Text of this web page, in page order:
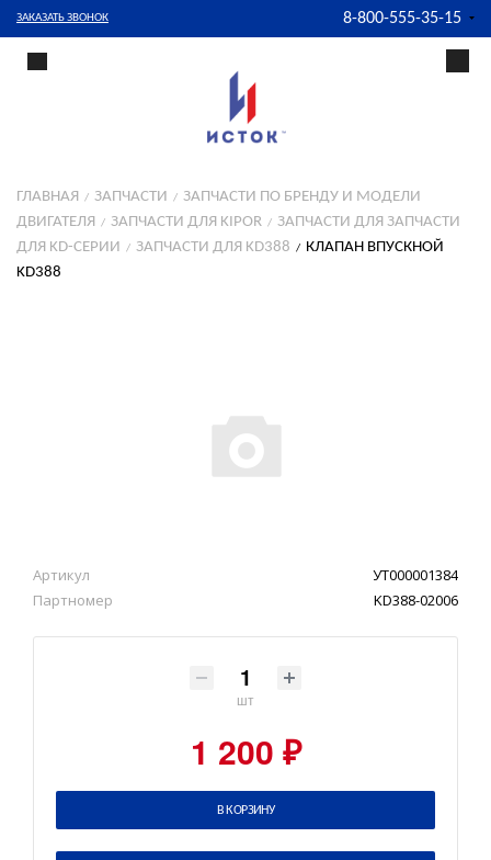
ЗАКАЗАТЬ ЗВОНОК 8-800-555-35-15
ГЛАВНАЯ ЗАПЧАСТИ
ЗАПЧАСТИ ПО БРЕНДУ И МОДЕЛИ
ДВИГАТЕЛЯ
ЗАПЧАСТИ ДЛЯ KIPOR
ЗАПЧАСТИ ДЛЯ ЗАПЧАСТИ
ДЛЯ KD-СЕРИИ
ЗАПЧАСТИ ДЛЯ KD388
КЛАПАН ВПУСКНОЙ
KD388
Артикул
УТ000001384
Партномер
KD388-02006
шт
1 200 ₽
В КОРЗИНУ